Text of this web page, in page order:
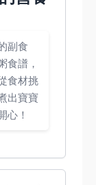
副食
食譜，
食材挑
出寶寶
心！